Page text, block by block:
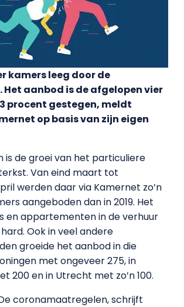
kamers leeg door de
Het aanbod is de afgelopen vier
procent gestegen, meldt
op basis van zijn eigen
is de groei van het particuliere
Van eind maart tot
werden daar via Kamernet zo’n
aangeboden dan in 2019. Het
en appartementen in de verhuur
Ook in veel andere
groeide het aanbod in die
met ongeveer 275, in
200 en in Utrecht met zo’n 100.
coronamaatregelen, schrijft